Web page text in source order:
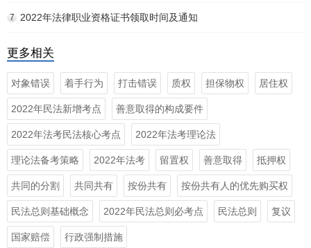
7 2022年法律职业资格证书领取时间及通知
更多相关
对象错误 着手行为 打击错误 质权 担保物权 居住权
2022年民法新增考点 善意取得的构成要件
2022年法考民法核心考点 2022年法考理论法
理论法备考策略 2022年法考 留置权 善意取得 抵押权
共同的分割 共同共有 按份共有 按份共有人的优先购买权
民法总则基础概念 2022年民法总则必考点 民法总则 复议
国家赔偿 行政强制措施